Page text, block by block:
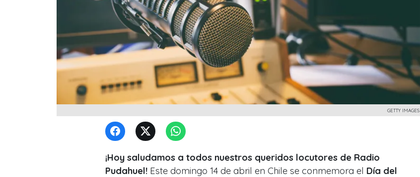
GETTY IMAGES
¡Hoy saludamos a todos nuestros queridos locutores de Radio
Pudahuel! Este domingo 14 de abril en Chile se conmemora el Día del